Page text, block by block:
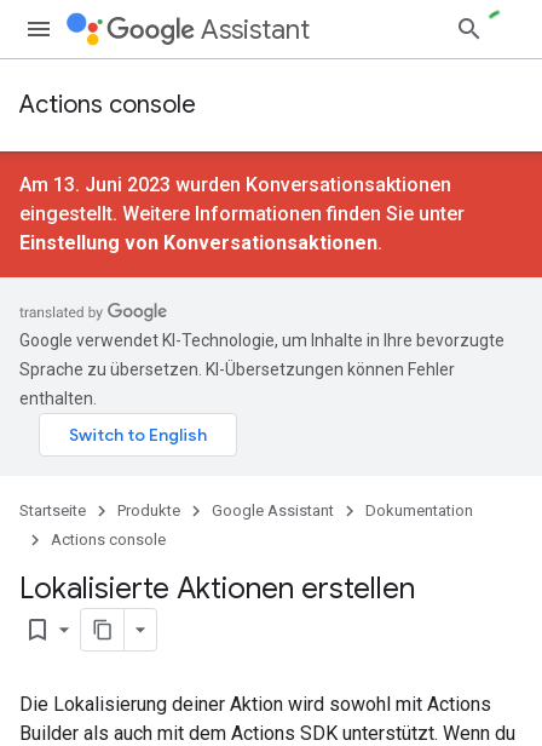
Assistant
Actions console
Am 13. Juni 2023 wurden Konversationsaktionen
eingestellt. Weitere Informationen finden Sie unter
Einstellung von Konversationsaktionen.
Google verwendet KI-Technologie, um Inhalte in Ihre bevorzugte
Sprache zu übersetzen. KI-Übersetzungen können Fehler
enthalten.
Startseite Produkte Google Assistant
Dokumentation
Actions console
Lokalisierte Aktionen erstellen
bookmark_border
Die Lokalisierung deiner Aktion wird sowohl mit Actions
Builder als auch mit dem Actions SDK unterstützt. Wenn du